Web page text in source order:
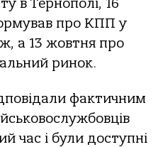
в Тернополі, 16
про КПП у
а 13 жовтня про
ринок.
фактичним
час і були доступні